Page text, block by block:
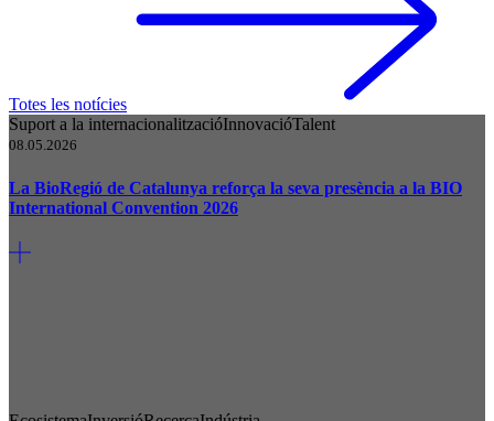
Totes les notícies
Suport a la internacionalitzacióInnovacióTalent
08.05.2026
La BioRegió de Catalunya reforça la seva presència a la BIO
International Convention 2026